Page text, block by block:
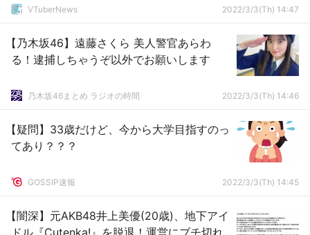
VTuberNews 2022/3/3(Th) 14:47
【乃木坂46】遠藤さくら 美人警官あらわ
る！逮捕しちゃうぞ以外でお願いします
乃木坂46まとめ ラジオの時間 2022/3/3(Th) 14:46
【疑問】33歳だけど、今から大学目指すのっ
てあり？？？
GOSSIP速報 2022/3/3(Th) 14:45
【闇深】元AKB48井上美優(20歳)、地下アイ
ドル『Cutenka!』を脱退！運営にブチ切れ